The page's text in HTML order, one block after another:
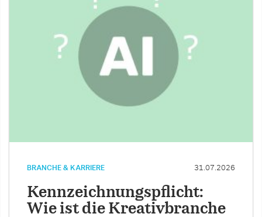
BRANCHE & KARRIERE 31.07.2026
Kennzeichnungspflicht:
Wie ist die Kreativbranche